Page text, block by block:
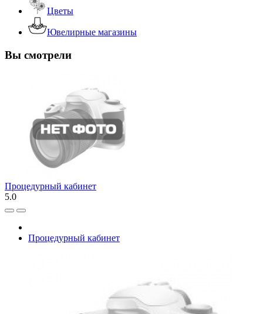
Цветы
Ювелирные магазины
Вы смотрели
Процедурный кабинет
5.0
Процедурный кабинет